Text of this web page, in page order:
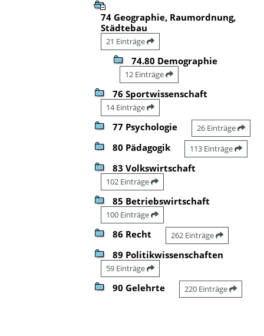
74 Geographie, Raumordnung,
Städtebau
21 Einträge
74.80 Demographie
12 Einträge
76 Sportwissenschaft
14 Einträge
77 Psychologie 26 Einträge
80 Pädagogik 113 Einträge
83 Volkswirtschaft
102 Einträge
85 Betriebswirtschaft
100 Einträge
86 Recht 262 Einträge
89 Politikwissenschaften
59 Einträge
90 Gelehrte 220 Einträge